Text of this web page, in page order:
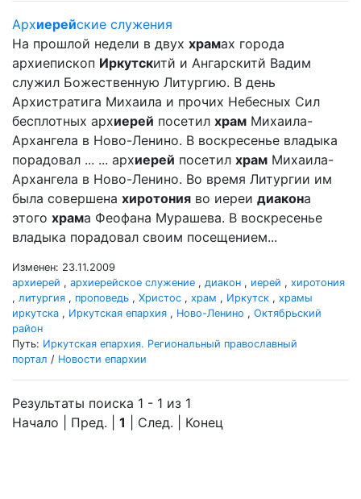
Архиерейские служения
На прошлой недели в двух храмах города
архиепископ Иркутскитй и Ангарскитй Вадим
служил Божественную Литургию. В день
Архистратига Михаила и прочих Небесных Сил
бесплотных архиерей посетил храм Михаила-
Архангела в Ново-Ленино. В воскресенье владыка
порадовал ... ... архиерей посетил храм Михаила-
Архангела в Ново-Ленино. Во время Литургии им
была совершена хиротония во иереи диакона
этого храма Феофана Мурашева. В воскресенье
владыка порадовал своим посещением...
Изменен: 23.11.2009
архиерей , архиерейское служение , диакон , иерей , хиротония
, литургия , проповедь , Христос , храм , Иркутск , храмы
иркутска , Иркутская епархия , Ново-Ленино , Октябрьский
район
Путь: Иркутская епархия. Региональный православный
портал / Новости епархии
Результаты поиска 1 - 1 из 1
Начало | Пред. | 1 | След. | Конец